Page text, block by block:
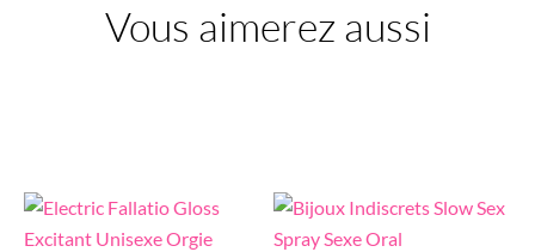
Vous aimerez aussi